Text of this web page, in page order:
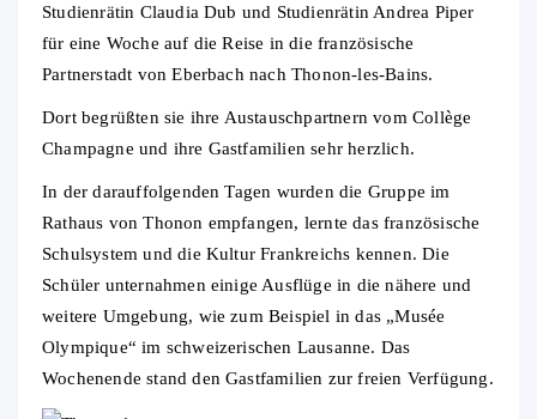
Studienrätin Claudia Dub und Studienrätin Andrea Piper
für eine Woche auf die Reise in die französische
Partnerstadt von Eberbach nach Thonon-les-Bains.
Dort begrüßten sie ihre Austauschpartnern vom Collège
Champagne und ihre Gastfamilien sehr herzlich.
In der darauffolgenden Tagen wurden die Gruppe im
Rathaus von Thonon empfangen, lernte das französische
Schulsystem und die Kultur Frankreichs kennen. Die
Schüler unternahmen einige Ausflüge in die nähere und
weitere Umgebung, wie zum Beispiel in das „Musée
Olympique“ im schweizerischen Lausanne. Das
Wochenende stand den Gastfamilien zur freien Verfügung.